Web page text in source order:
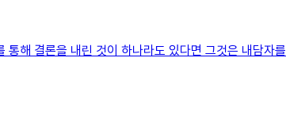
해 결론을 내린 것이 하나라도 있다면 그것은 내담자